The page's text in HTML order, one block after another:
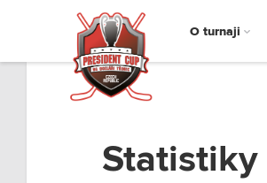
O turnaji
Statistiky